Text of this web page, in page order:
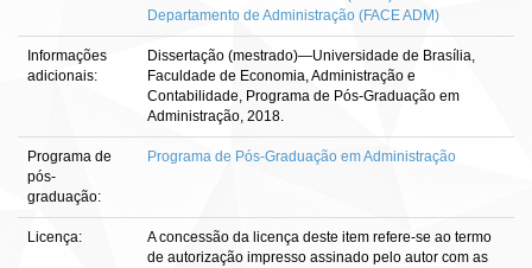
Departamento de Administração (FACE ADM)
Informações
adicionais:
Dissertação (mestrado)—Universidade de Brasília,
Faculdade de Economia, Administração e
Contabilidade, Programa de Pós-Graduação em
Administração, 2018.
Programa de
pós-
graduação:
Programa de Pós-Graduação em Administração
Licença:
A concessão da licença deste item refere-se ao termo
de autorização impresso assinado pelo autor com as